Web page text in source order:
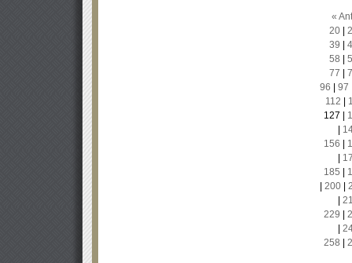
«
20|
39
58
77
96
97
112
127
156
185
200|
229
258